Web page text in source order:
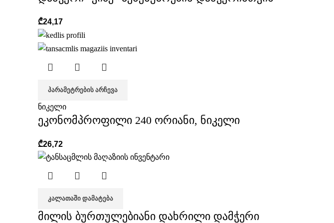
₾24,17
ᲞᲐᲠᲐᲛᲔᲢᲠᲔᲑᲘᲡ ᲐᲠᲩᲔᲕᲐ
ნიკელი
ეკონომპროფილი 240 ორიანი, ნიკელი
₾26,72
ᲙᲐᲚᲐᲗᲐᲨᲘ ᲓᲐᲛᲐᲢᲔᲑᲐ
მილის ბურთულებიანი დახრილი დამჭერი